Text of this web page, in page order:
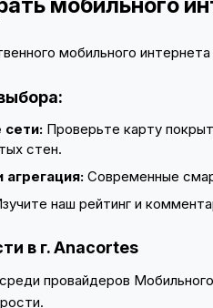
мобильного
сети: Проверьте карту
стен.
агрегация: Современные
наш рейтинг и
в г. Anacortes
провайдеров